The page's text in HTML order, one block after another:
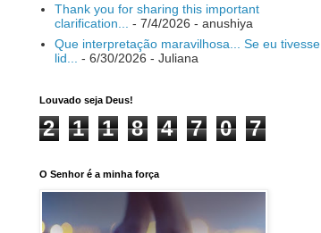
Thank you for sharing this important
clarification...
- 7/4/2026 - anushiya
Que interpretação maravilhosa... Se eu tivesse
lid...
- 6/30/2026 - Juliana
Louvado seja Deus!
2 1 1 8 4 7 0 7
O Senhor é a minha força